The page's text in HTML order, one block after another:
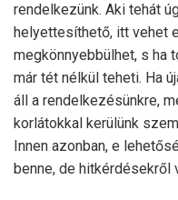
rendelkezünk. Aki tehát
helyettesíthető, itt vehet
megkönnyebbülhet, s ha
már tét nélkül teheti. Ha
áll a rendelkezésünkre,
korlátokkal kerülünk
Innen azonban, e
benne, de hitkérdésekről